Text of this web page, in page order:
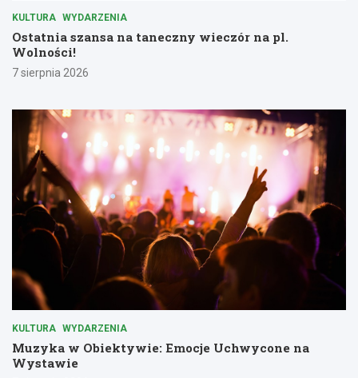
KULTURA WYDARZENIA
Ostatnia szansa na taneczny wieczór na pl.
Wolności!
7 sierpnia 2026
KULTURA WYDARZENIA
Muzyka w Obiektywie: Emocje Uchwycone na
Wystawie